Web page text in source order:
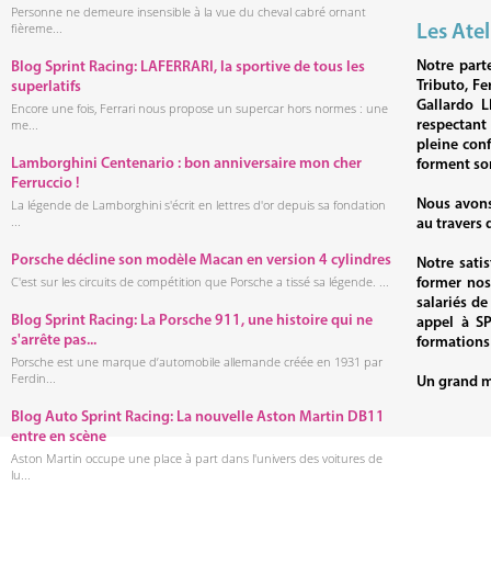
Personne ne demeure insensible à la vue du cheval cabré ornant
fièreme...
Blog Sprint Racing: LAFERRARI, la sportive de tous les
superlatifs
Encore une fois, Ferrari nous propose un supercar hors normes : une
me...
Lamborghini Centenario : bon anniversaire mon cher
Ferruccio !
La légende de Lamborghini s'écrit en lettres d'or depuis sa fondation
Porsche décline son modèle Macan en version 4 cylindres
C'est sur les circuits de compétition que Porsche a tissé sa légende. ...
Blog Sprint Racing: La Porsche 911, une histoire qui ne
s'arrête pas...
Porsche est une marque d’automobile allemande créée en 1931 par
Ferdin...
Blog Auto Sprint Racing: La nouvelle Aston Martin DB11
entre en scène
Aston Martin occupe une place à part dans l'univers des voitures de
lu...
Les
Notre
Tributo,
Gallardo
pleine
forment
Nous
au travers
Notre
former
salariés
appel à
formations
Un grand